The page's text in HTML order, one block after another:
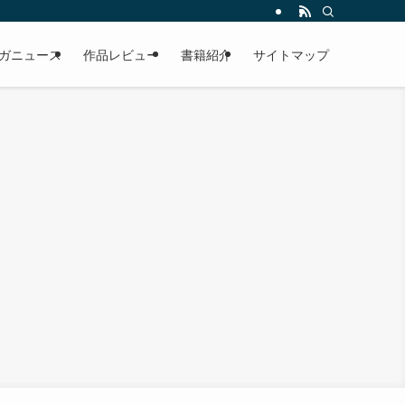
ニュース 作品レビュー 書籍紹介 サイトマップ